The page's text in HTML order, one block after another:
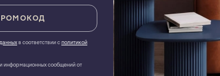
ХАРАКТЕРИСТИКАМ
в соответствии сполитикой
информационных сообщений от